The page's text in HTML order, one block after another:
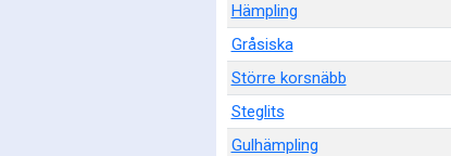
Hämpling
Gråsiska
Större korsnäbb
Steglits
Gulhämpling